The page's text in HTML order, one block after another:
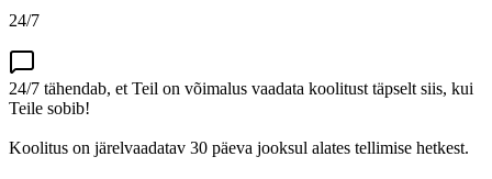
24/7
24/7 tähendab, et Teil on võimalus vaadata koolitust täpselt siis, kui
Teile sobib!
Koolitus on järelvaadatav 30 päeva jooksul alates tellimise hetkest.